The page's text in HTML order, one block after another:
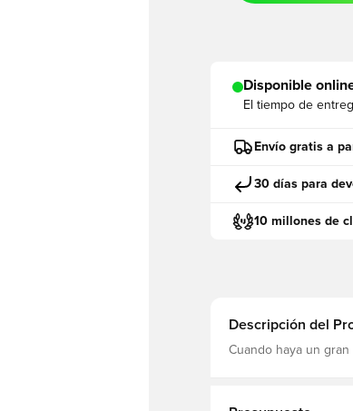
Disponible
El tiempo de
Envío gratis a
30 días para
10 millones de
Descripción del
Cuando haya un